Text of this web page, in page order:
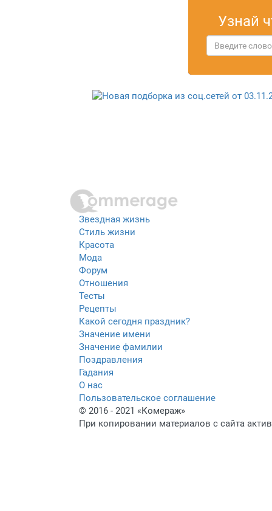
Узнай
Звездная жизнь
Стиль жизни
Красота
Мода
Форум
Отношения
Тесты
Рецепты
Какой сегодня праздник?
Значение имени
Значение фамилии
Поздравления
Гадания
О нас
Пользовательское соглашение
© 2016 - 2021 «Комераж»
При копировании материалов с сайта